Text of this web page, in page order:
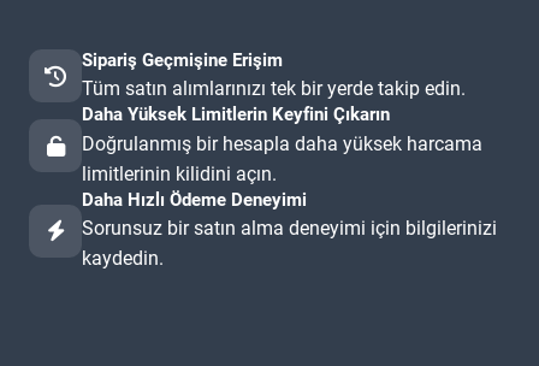
Sipariş Geçmişine Erişim
Tüm satın alımlarınızı tek bir yerde takip edin.
Daha Yüksek Limitlerin Keyfini Çıkarın
Doğrulanmış bir hesapla daha yüksek harcama
limitlerinin kilidini açın.
Daha Hızlı Ödeme Deneyimi
Sorunsuz bir satın alma deneyimi için bilgilerinizi
kaydedin.